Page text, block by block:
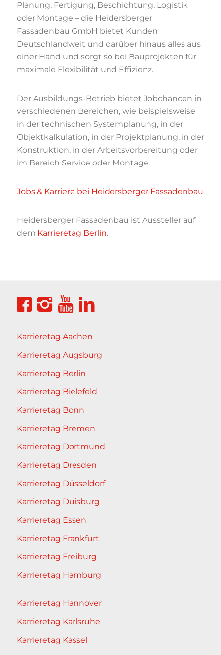
Planung, Fertigung, Beschichtung, Logistik
oder Montage – die Heidersberger
Fassadenbau GmbH bietet Kunden
Deutschlandweit und darüber hinaus alles aus
einer Hand und sorgt so bei Bauprojekten für
maximale Flexibilität und Effizienz.
Der Ausbildungs-Betrieb bietet Jobchancen in
verschiedenen Bereichen, wie beispielsweise
in der technischen Systemplanung, in der
Objektkalkulation, in der Projektplanung, in der
Konstruktion, in der Arbeitsvorbereitung oder
im Bereich Service oder Montage.
Jobs & Karriere bei Heidersberger Fassadenbau
Heidersberger Fassadenbau ist Aussteller auf
dem Karrieretag Berlin.
Karrieretag Aachen
Karrieretag Augsburg
Karrieretag Berlin
Karrieretag Bielefeld
Karrieretag Bonn
Karrieretag Bremen
Karrieretag Dortmund
Karrieretag Dresden
Karrieretag Düsseldorf
Karrieretag Duisburg
Karrieretag Essen
Karrieretag Frankfurt
Karrieretag Freiburg
Karrieretag Hamburg
Karrieretag Hannover
Karrieretag Karlsruhe
Karrieretag Kassel